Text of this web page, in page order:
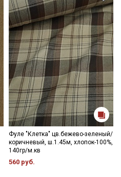
Фуле "Клетка" цв.бежево-зеленый/
коричневый, ш.1.45м, хлопок-100%,
140гр/м.кв
560 руб.